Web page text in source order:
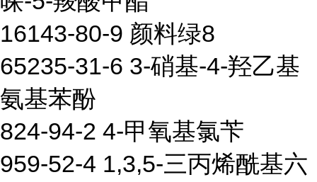
16143-80-9 颜料绿8
65235-31-6 3-硝基-4-羟乙基
氨基苯酚
824-94-2 4-甲氧基氯苄
959-52-4 1,3,5-三丙烯酰基六